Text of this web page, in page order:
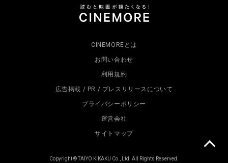
CINEMOREとは
お問い合わせ
利用規約
広告掲載 / PR / プレスリリースについて
プライバシーポリシー
運営会社
サイトマップ
Copyright © TAIYO KIKAKU Co., Ltd. All Rights Reserved.